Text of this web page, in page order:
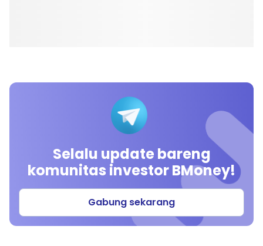
Selalu update bareng
komunitas investor BMoney!
Gabung sekarang